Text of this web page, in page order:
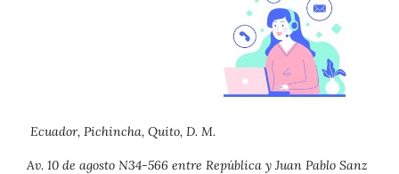
Ecuador, Pichincha, Quito, D. M.
Av. 10 de agosto N34-566 entre República y Juan Pablo Sanz